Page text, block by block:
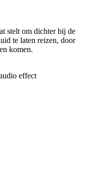
stelt om dichter bij de
te laten reizen, door
komen.
effect